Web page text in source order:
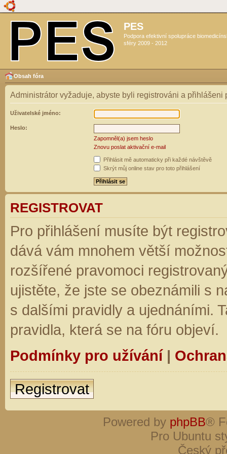
PES
Podpora efektivní spolupráce
sféry 2009 - 2012
Obsah fóra
Administrátor vyžaduje, abyste byli registrováni a přihlášeni
Uživatelské jméno:
Heslo:
Zapomněl(a) jsem heslo
Znovu poslat aktivační e-mail
Přihlásit mě automaticky při každé návštěvě
Skrýt můj online stav pro toto přihlášení
REGISTROVAT
Pro přihlášení musíte být
dává vám mnohem větší
rozšířené pravomoci
ujistěte, že jste se obeznámili s
s dalšími pravidly a ujednáními.
pravidla, která se na fóru objeví.
Podmínky pro užívání|
Registrovat
Powered by phpBB®
Pro Ubuntu
Český